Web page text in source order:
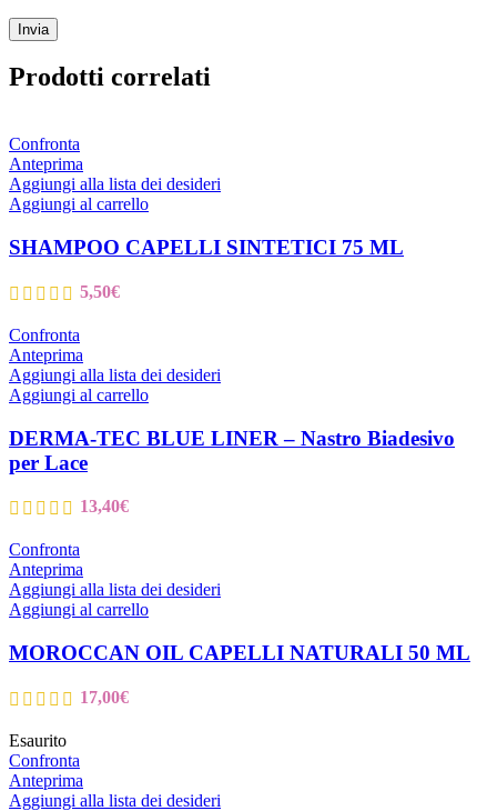
Prodotti correlati
Confronta
Anteprima
Aggiungi alla lista dei desideri
Aggiungi al carrello
SHAMPOO CAPELLI SINTETICI 75 ML
5,50€
Confronta
Anteprima
Aggiungi alla lista dei desideri
Aggiungi al carrello
DERMA-TEC BLUE LINER – Nastro Biadesivo
per Lace
13,40€
Confronta
Anteprima
Aggiungi alla lista dei desideri
Aggiungi al carrello
MOROCCAN OIL CAPELLI NATURALI 50 ML
17,00€
Esaurito
Confronta
Anteprima
Aggiungi alla lista dei desideri